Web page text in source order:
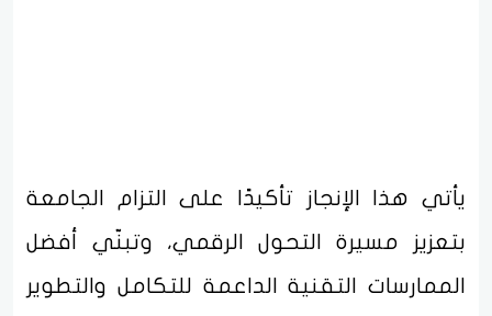
يأتي هذا الإنجاز تأكيدًا على التزام الجامعة
بتعزيز مسيرة التحول الرقمي، وتبنّي أفضل
الممارسات التقنية الداعمة للتكامل والتطوير